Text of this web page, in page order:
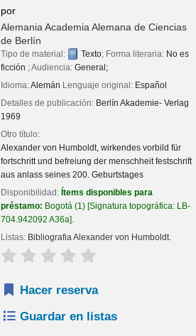
por
Alemania Academia Alemana de Ciencias
de Berlín
Tipo de material: Texto; Forma literaria: No es
ficción ; Audiencia: General;
Idioma:Alemán Lenguaje original: Español
Detalles de publicación: Berlín Akademie- Verlag
1969
Otro título:
Alexander von Humboldt, wirkendes vorbild für
fortschritt und befreiung der menschheit festschrift
aus anlass seines 200. Geburtstages
Disponibilidad: Ítems disponibles para
préstamo: Bogotá(1) Signatura topográfica: LB-
704.942092 A36a .
Listas: Bibliografia Alexander von Humboldt.
valoración
Hacer reserva
Guardar en listas